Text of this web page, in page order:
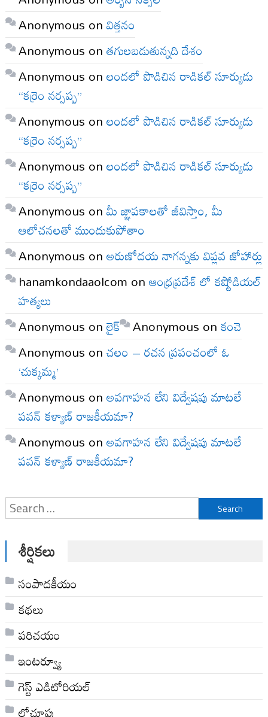
Anonymous onవిత్తనం
Anonymous onతగులబడుతున్నది దేశం
Anonymous onలందలో పొడిచిన రాడికల్ సూర్యుడు
“కర్రెం నర్సప్ప”
Anonymous onలందలో పొడిచిన రాడికల్ సూర్యుడు
“కర్రెం నర్సప్ప”
Anonymous onలందలో పొడిచిన రాడికల్ సూర్యుడు
“కర్రెం నర్సప్ప”
Anonymous onమీ జ్ఞాపకాలతో జీవిస్తాం, మీ
ఆలోచనలతో ముందుకుపోతాం
Anonymous onఅరుణోదయ నాగన్నకు విప్లవ జోహార్లు
hanamkondaaolcom onఆంధ్రప్రదేశ్ లో కష్టోడియల్
హత్యలు
Anonymous onలైక్ Anonymous onకంచె
Anonymous onచలం – రచన ప్రపంచంలో ఓ
‘చుక్కమ్మ’
Anonymous onఅవగాహన లేని విద్వేషపు మాటలే
పవన్ కళ్యాణ్ రాజకీయమా?
Anonymous onఅవగాహన లేని విద్వేషపు మాటలే
పవన్ కళ్యాణ్ రాజకీయమా?
Search
for:
శీర్షికలు
సంపాదకీయం
కథలు
పరిచయం
ఇంటర్వ్యూ
గెస్ట్ ఎడిటోరియల్
లోచూపు